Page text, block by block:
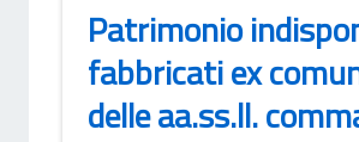
Patrimonio
fabbricati ex
delle aa.ss.ll.